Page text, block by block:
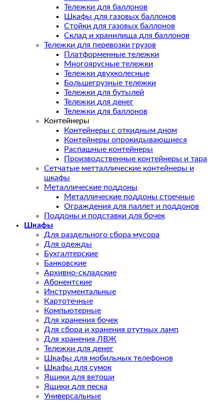
Тележки для баллонов
Шкафы для газовых баллонов
Стойки для газовых баллонов
Склад и хранилища для баллонов
Тележки для перевозки грузов
Платформенные тележки
Многоярусные тележки
Тележки двухколесные
Большегрузные тележки
Тележки для бутылей
Тележки для денег
Тележки для баллонов
Контейнеры
Контейнеры с откидным дном
Контейнеры опрокидывающиеся
Распашные контейнеры
Производственные контейнеры и тара
Сетчатые метталлические контейнеры и
шкафы
Металлические поддоны
Металлические поддоны стоечные
Ограждения для паллет и поддонов
Поддоны и подставки для бочек
Шкафы
Для раздельного сбора мусора
Для одежды
Бухгалтерские
Банковские
Архивно-складские
Абонентские
Инструментальные
Картотечные
Компьютерные
Для хранения бочек
Для сбора и хранения ртутных ламп
Для хранения ЛВЖ
Тележки для денег
Шкафы для мобильных телефонов
Шкафы для сумок
Ящики для ветоши
Ящики для песка
Универсальные